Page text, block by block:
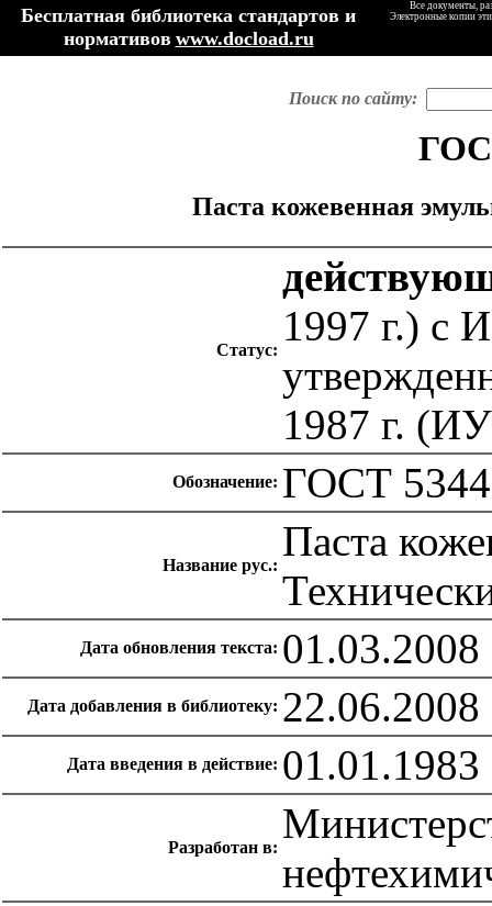
Бесплатная библиотека стандартов и
нормативов www.docload.ru
Все документы,
Электронные копии
Поиск по сайту:
Паста кожевенная
Статус:
1997 г.) с
1987 г.
Обозначение: ГОСТ
Название рус.:
Паста
Дата обновления текста: 01.03.2008
Дата добавления в библиотеку: 22.06.2008
Дата введения в действие: 01.01.1983
Разработан в: